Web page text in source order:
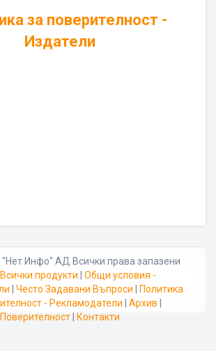
за поверителност -
Издатели
Инфо" АД Всички права запазени
Всички продукти
Общи условия -
Често Задавани Въпроси
Политика
- Рекламодатели
Архив
Поверителност
Контакти